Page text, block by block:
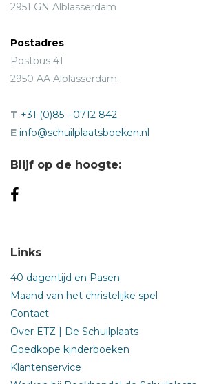
2951 GN Alblasserdam
Postadres
Postbus 41
2950 AA Alblasserdam
T +31 (0)85 - 0712 842
E info@schuilplaatsboeken.nl
Blijf op de hoogte:
Links
40 dagentijd en Pasen
Maand van het christelijke spel
Contact
Over ETZ | De Schuilplaats
Goedkope kinderboeken
Klantenservice